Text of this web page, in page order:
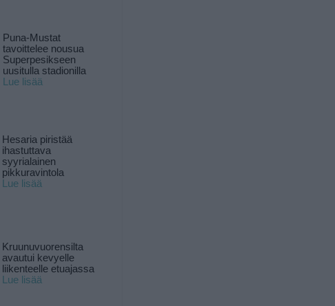
Puna-Mustat
tavoittelee nousua
Superpesikseen
uusitulla stadionilla
Lue lisää
Hesaria piristää
ihastuttava
syyrialainen
pikkuravintola
Lue lisää
Kruunuvuorensilta
avautui kevyelle
liikenteelle etuajassa
Lue lisää